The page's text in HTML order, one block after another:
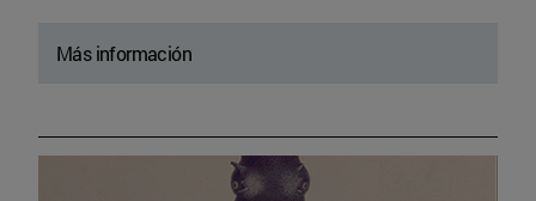
Más información